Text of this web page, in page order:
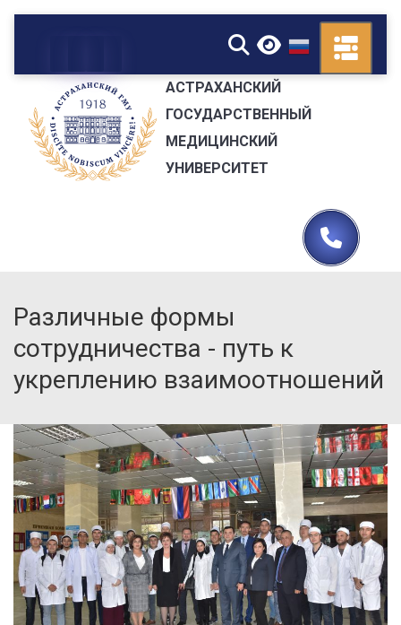
▼
АСТРАХАНСКИЙ
ГОСУДАРСТВЕННЫЙ
МЕДИЦИНСКИЙ
УНИВЕРСИТЕТ
Различные формы
сотрудничества - путь к
укреплению взаимоотношений